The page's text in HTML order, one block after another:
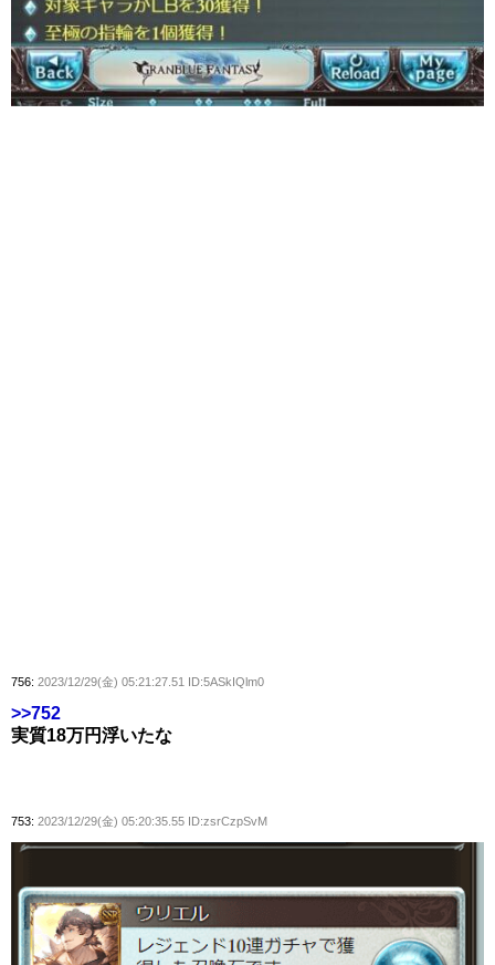
756: 2023/12/29(金) 05:21:27.51 ID:5ASkIQlm0
>>752
実質18万円浮いたな
753: 2023/12/29(金) 05:20:35.55 ID:zsrCzpSvM